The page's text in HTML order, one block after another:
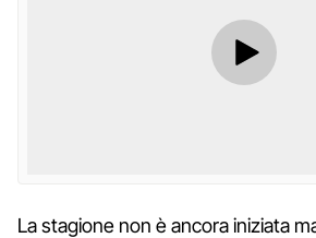
La stagione non è ancora iniziata